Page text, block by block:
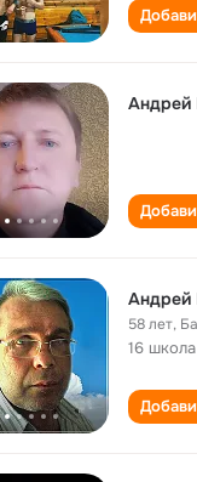
Андрей
Андрей
58 лет,
16 школа